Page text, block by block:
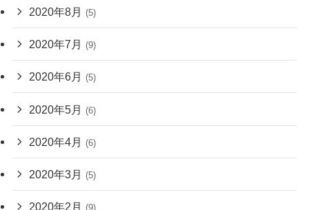
2020年8月 (5)
2020年7月 (9)
2020年6月 (5)
2020年5月 (6)
2020年4月 (6)
2020年3月 (5)
2020年2月 (9)